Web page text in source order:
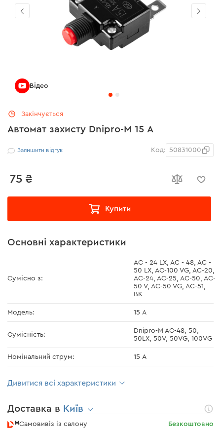
Автомат захисту Dnipro-M 15 А
Залишити відгук Код: 50831000
75 ₴
Купити
Закінчується
Основні характеристики
Сумісно з:
AC - 24 LX, AC - 48, AC -
50 LX, AC-100 VG, AC-20,
AC-24, AC-25, AC-50, AC-
50 V, AC-50 VG, AC-51,
ВК
Модель: 15 А
Сумісність:
Dnipro-M AC-48, 50,
50LX, 50V, 50VG, 100VG
Номінальний струм: 15 А
Дивитися всі характеристики
Доставка в Київ
Самовивіз із салону
Безкоштовно
Відео